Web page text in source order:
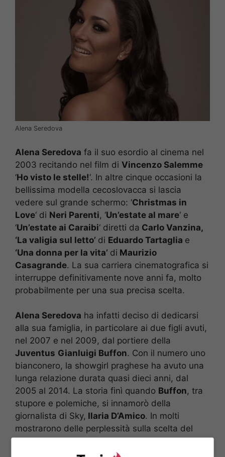
Alena Seredova
Alena Seredova fa il suo esordio al cinema nel
2003 recitando nel film di Vincenzo Salemme
‘Ho visto le stelle!‘. In altre cinque occasioni la
bellissima modella cecoslovacca si lascia
vedere sul grande schermo: ‘Christmas in
Love‘ di Neri Parenti, ‘Un’estate al mare‘ e
‘Un’estate ai Caraibi‘ diretti da Carlo Vanzina,
‘La valigia sul letto’ di Eduardo Tartaglia e
‘Una donna per la vita’ di Maurizio
Casagrande. La sua carriera cinematografica si
interruppe definitivamente nove anni fa, molto
probabilmente per una sua precisa scelta.
Alena Seredova ha infatti deciso di dedicarsi
alla sua famiglia, in particolare ai due figli avuti,
nel 2007 e nel 2009, dal portiere della
Juventus Gianluigi Buffon. Con il numero uno
bianconero, la showgirl praghese ha avuto una
lunga relazione durata quasi dieci anni, dal
2005 al 2014. La storia finì quando Buffon, tra
stupore e polemiche, si innamorò della
giornalista di Sky, Ilaria D’Amico. In molti
mostrarono delle perplessità sulla scelta del
portiere juventino ma al cuore, come si dice,
non si comanda.